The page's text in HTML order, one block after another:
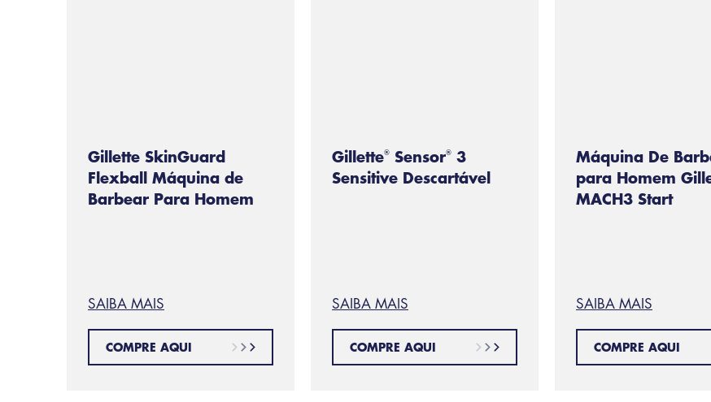
Gillette SkinGuard
Flexball Máquina de
Barbear Para Homem
SAIBA MAIS
COMPRE AQUI
Gillette® Sensor® 3
Sensitive Descartável
SAIBA MAIS
COMPRE AQUI
Máquina De
para Homem
MACH3 Start
SAIBA MAIS
COMPRE AQUI